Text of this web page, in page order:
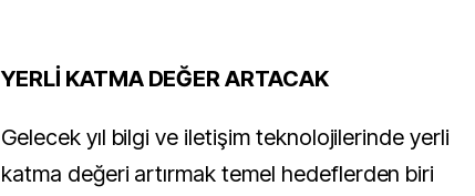
YERLİ KATMA DEĞER ARTACAK
Gelecek yıl bilgi ve iletişim teknolojilerinde yerli
katma değeri artırmak temel hedeflerden biri